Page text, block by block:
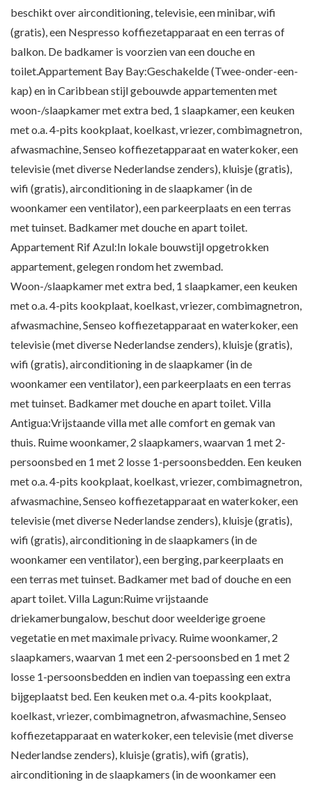
beschikt over airconditioning, televisie, een minibar, wifi
(gratis), een Nespresso koffiezetapparaat en een terras of
balkon. De badkamer is voorzien van een douche en
toilet.Appartement Bay Bay:Geschakelde (Twee-onder-een-
kap) en in Caribbean stijl gebouwde appartementen met
woon-/slaapkamer met extra bed, 1 slaapkamer, een keuken
met o.a. 4-pits kookplaat, koelkast, vriezer, combimagnetron,
afwasmachine, Senseo koffiezetapparaat en waterkoker, een
televisie (met diverse Nederlandse zenders), kluisje (gratis),
wifi (gratis), airconditioning in de slaapkamer (in de
woonkamer een ventilator), een parkeerplaats en een terras
met tuinset. Badkamer met douche en apart toilet.
Appartement Rif Azul:In lokale bouwstijl opgetrokken
appartement, gelegen rondom het zwembad.
Woon-/slaapkamer met extra bed, 1 slaapkamer, een keuken
met o.a. 4-pits kookplaat, koelkast, vriezer, combimagnetron,
afwasmachine, Senseo koffiezetapparaat en waterkoker, een
televisie (met diverse Nederlandse zenders), kluisje (gratis),
wifi (gratis), airconditioning in de slaapkamer (in de
woonkamer een ventilator), een parkeerplaats en een terras
met tuinset. Badkamer met douche en apart toilet. Villa
Antigua:Vrijstaande villa met alle comfort en gemak van
thuis. Ruime woonkamer, 2 slaapkamers, waarvan 1 met 2-
persoonsbed en 1 met 2 losse 1-persoonsbedden. Een keuken
met o.a. 4-pits kookplaat, koelkast, vriezer, combimagnetron,
afwasmachine, Senseo koffiezetapparaat en waterkoker, een
televisie (met diverse Nederlandse zenders), kluisje (gratis),
wifi (gratis), airconditioning in de slaapkamers (in de
woonkamer een ventilator), een berging, parkeerplaats en
een terras met tuinset. Badkamer met bad of douche en een
apart toilet. Villa Lagun:Ruime vrijstaande
driekamerbungalow, beschut door weelderige groene
vegetatie en met maximale privacy. Ruime woonkamer, 2
slaapkamers, waarvan 1 met een 2-persoonsbed en 1 met 2
losse 1-persoonsbedden en indien van toepassing een extra
bijgeplaatst bed. Een keuken met o.a. 4-pits kookplaat,
koelkast, vriezer, combimagnetron, afwasmachine, Senseo
koffiezetapparaat en waterkoker, een televisie (met diverse
Nederlandse zenders), kluisje (gratis), wifi (gratis),
airconditioning in de slaapkamers (in de woonkamer een